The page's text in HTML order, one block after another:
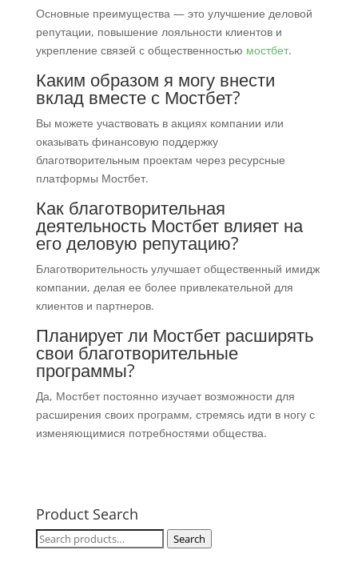
Основные преимущества — это улучшение деловой
репутации, повышение лояльности клиентов и
укрепление связей с общественностью мостбет.
Каким образом я могу внести
вклад вместе с Мостбет?
Вы можете участвовать в акциях компании или
оказывать финансовую поддержку
благотворительным проектам через ресурсные
платформы Мостбет.
Как благотворительная
деятельность Мостбет влияет на
его деловую репутацию?
Благотворительность улучшает общественный имидж
компании, делая ее более привлекательной для
клиентов и партнеров.
Планирует ли Мостбет расширять
свои благотворительные
программы?
Да, Мостбет постоянно изучает возможности для
расширения своих программ, стремясь идти в ногу с
изменяющимися потребностями общества.
Product Search
Search
Search